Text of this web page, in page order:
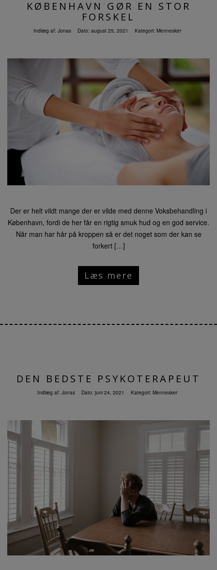
KØBENHAVN GØR EN STOR
FORSKEL
Indlæg af: Jonas Dato: august 25, 2021 Kategori: Mennesker
Der er helt vildt mange der er vilde med denne Voksbehandling i
København, fordi de her får en rigtig smuk hud og en god service.
Når man har hår på kroppen så er det noget som der kan se
forkert […]
Læs mere
DEN BEDSTE PSYKOTERAPEUT
Indlæg af: Jonas Dato: juni 24, 2021 Kategori: Mennesker